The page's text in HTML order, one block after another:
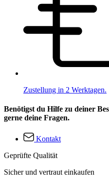
Zustellung in 2 Werktagen.
Benötigst du Hilfe zu deiner
gerne deine Fragen.
Kontakt
Geprüfte Qualität
Sicher und vertraut einkaufen